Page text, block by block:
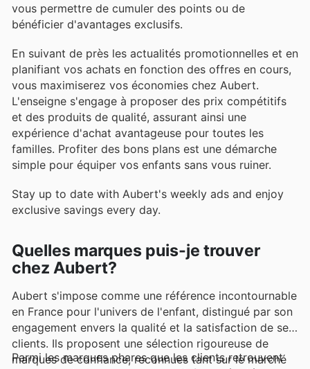
vous permettre de cumuler des points ou de
bénéficier d'avantages exclusifs.
En suivant de près les actualités promotionnelles et en
planifiant vos achats en fonction des offres en cours,
vous maximiserez vos économies chez Aubert.
L'enseigne s'engage à proposer des prix compétitifs
et des produits de qualité, assurant ainsi une
expérience d'achat avantageuse pour toutes les
familles. Profiter des bons plans est une démarche
simple pour équiper vos enfants sans vous ruiner.
Stay up to date with Aubert's weekly ads and enjoy
exclusive savings every day.
Quelles marques puis-je trouver
chez Aubert?
Aubert s'impose comme une référence incontournable
en France pour l'univers de l'enfant, distingué par son
engagement envers la qualité et la satisfaction de ses
clients. Ils proposent une sélection rigoureuse de
marques de confiance, reconnues tant sur le marché
Parmi les marques phares que les clients retrouvent